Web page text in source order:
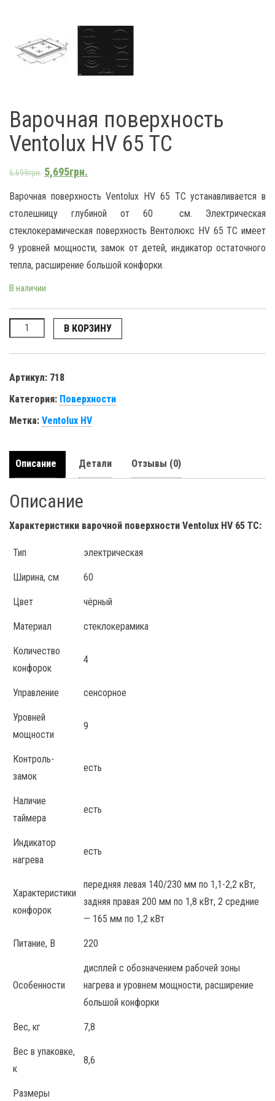
Варочная поверхность
Ventolux HV 65 TC
6,699грн. 5,695грн.
Варочная поверхность Ventolux HV 65 TC устанавливается в
столешницу глубиной от 60 см. Электрическая
стеклокерамическая поверхность Вентолюкс HV 65 TC имеет
9 уровней мощности, замок от детей, индикатор остаточного
тепла, расширение большой конфорки.
В наличии
Количество В КОРЗИНУ
Артикул: 718
Категория: Поверхности
Метка: Ventolux HV
Описание Детали Отзывы (0)
Описание
Характеристики варочной поверхности Ventolux HV 65 TC:
Тип электрическая
Ширина, см 60
Цвет чёрный
Материал стеклокерамика
Количество
конфорок
4
Управление сенсорное
Уровней
мощности
9
Контроль-
замок
есть
Наличие
таймера
есть
Индикатор
нагрева
есть
Характеристики
конфорок
передняя левая 140/230 мм по 1,1-2,2 кВт,
задняя правая 200 мм по 1,8 кВт, 2 средние
— 165 мм по 1,2 кВт
Питание, В 220
Особенности
дисплей с обозначением рабочей зоны
нагрева и уровнем мощности, расширение
большой конфорки
Вес, кг 7,8
Вес в упаковке,
к
8,6
Размеры